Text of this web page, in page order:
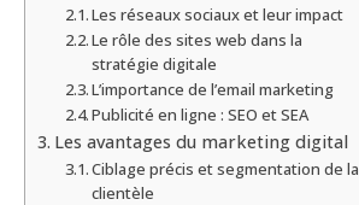
Les réseaux sociaux et leur impact
Le rôle des sites web dans la
stratégie digitale
L’importance de l’email marketing
Publicité en ligne : SEO et SEA
Les avantages du marketing digital
Ciblage précis et segmentation de la
clientèle